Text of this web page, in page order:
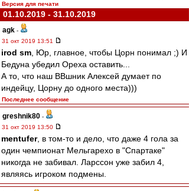
Версия для печати
01.10.2019 - 31.10.2019
agk -
31 окт 2019 13:51
irod sm , Юр, главное, чтобы Цорн понимал ;) И
Бедуна убедил Ореха оставить...
А то, что наш ВВшник Алексей думает по
индейцу, Цорну до одного места)))
Последнее сообщение
greshnik80 -
31 окт 2019 13:50
mentufer, в том-то и дело, что даже 4 гола за
один чемпионат Мельгарехо в "Спартаке"
никогда не забивал. Ларссон уже забил 4,
являясь игроком подмены.